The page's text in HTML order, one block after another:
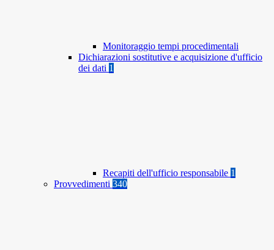
Monitoraggio tempi procedimentali
Dichiarazioni sostitutive e acquisizione d'ufficio
dei dati 1
Recapiti dell'ufficio responsabile 1
Provvedimenti 340